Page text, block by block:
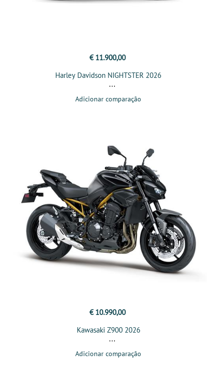
€ 11.900,00
Harley Davidson NIGHTSTER 2026
Adicionar comparação
€ 10.990,00
Kawasaki Z900 2026
Adicionar comparação